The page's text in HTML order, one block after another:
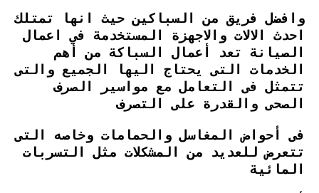
وافضل فريق من السباكين حيث انها تمتلك
احدث الالات والاجهزة المستخدمة في اعمال
الصيانة تعد أعمال السباكة من أهم
الخدمات التى يحتاج اليها الجميع والتى
تتمثل فى التعامل مع مواسير الصرف
الصحى والقدرة على التصرف
فى أحواض المغاسل والحمامات وخاصه التى
تتعرض للعديد من المشكلات مثل التسربات
المائية